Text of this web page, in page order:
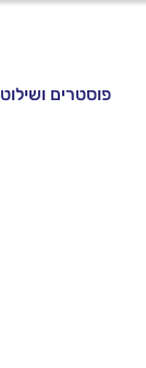
פוסטרים ושילוט